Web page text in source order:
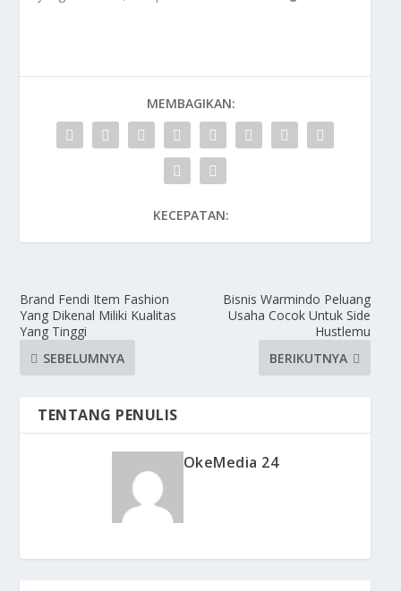
MEMBAGIKAN:
KECEPATAN:
Brand Fendi Item Fashion
Yang Dikenal Miliki Kualitas
Yang Tinggi
SEBELUMNYA
Bisnis Warmindo Peluang
Usaha Cocok Untuk Side
Hustlemu
BERIKUTNYA
TENTANG PENULIS
OkeMedia 24